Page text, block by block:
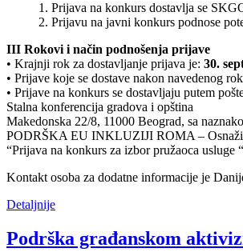
1. Prijava na konkurs dostavlja se
2. Prijavu na javni konkurs podnose
III Rokovi i način podnošenja prijave
• Krajnji rok za dostavljanje prijava je: 30.
• Prijave koje se dostave nakon navedenog
• Prijave na konkurs se dostavljaju putem
Stalna konferencija gradova i opština
Makedonska 22/8, 11000 Beograd, sa
PODRŠKA EU INKLUZIJI ROMA –
“Prijava na konkurs za izbor pružaoca usluge
Kontakt osoba za dodatne informacije je
Detaljnije
Podrška građanskom